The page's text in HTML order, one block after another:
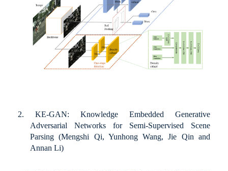
2. KE-GAN: Knowledge Embedded Generative
Adversarial Networks for Semi-Supervised Scene
Parsing (Mengshi Qi, Yunhong Wang, Jie Qin and
Annan Li)